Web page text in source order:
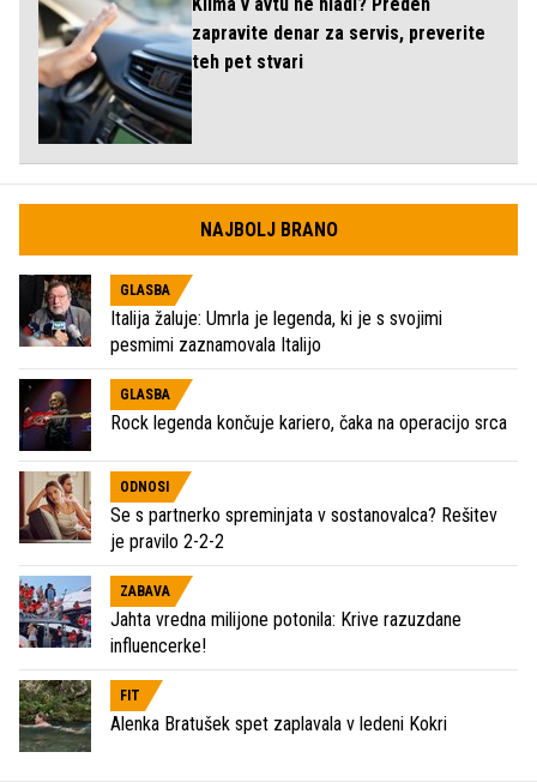
Klima v avtu ne hladi? Preden
zapravite denar za servis, preverite
teh pet stvari
NAJBOLJ BRANO
GLASBA
Italija žaluje: Umrla je legenda, ki je s svojimi
pesmimi zaznamovala Italijo
GLASBA
Rock legenda končuje kariero, čaka na operacijo srca
ODNOSI
Se s partnerko spreminjata v sostanovalca? Rešitev
je pravilo 2-2-2
ZABAVA
Jahta vredna milijone potonila: Krive razuzdane
influencerke!
FIT
Alenka Bratušek spet zaplavala v ledeni Kokri